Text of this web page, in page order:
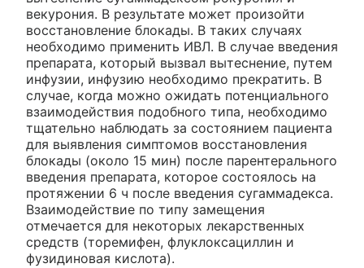
векурония. В результате может произойти
восстановление блокады. В таких случаях
необходимо применить ИВЛ. В случае введения
препарата, который вызвал вытеснение, путем
инфузии, инфузию необходимо прекратить. В
случае, когда можно ожидать потенциального
взаимодействия подобного типа, необходимо
тщательно наблюдать за состоянием пациента
для выявления симптомов восстановления
блокады (около 15 мин) после парентерального
введения препарата, которое состоялось на
протяжении 6 ч после введения сугаммадекса.
Взаимодействие по типу замещения
отмечается для некоторых лекарственных
средств (торемифен, флуклоксациллин и
фузидиновая кислота).